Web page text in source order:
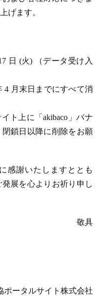
げます。
日 (火) （データ受け入
4 月末日までにすべて消
ト上に「akibaco」バナ
鎖日以降に削除をお願
感謝いたしますととも
展を心よりお祈り申し
敬具
ポータルサイト株式会社